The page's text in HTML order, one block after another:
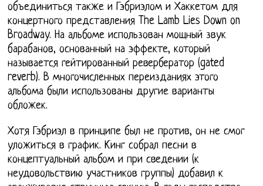
объединиться также и Гэбриэлом и Хаккетом для
концертного представления The Lamb Lies Down on
Broadway. На альбоме использован мощный звук
барабанов, основанный на эффекте, который
называется гейтированный ревербератор (gated
reverb). В многочисленных переизданиях этого
альбома были использованы другие варианты
обложек.
Хотя Гэбриэл в принципе был не против, он не смог
уложиться в график. Кинг собрал песни в
концептуальный альбом и при сведении (к
неудовольствию участников группы) добавил к